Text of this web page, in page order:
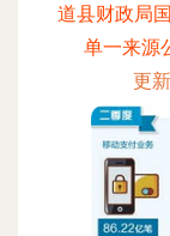
道县财政局
单一来源
更